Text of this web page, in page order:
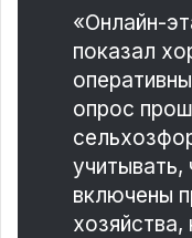
«Онлайн-
показал
опрос
включены